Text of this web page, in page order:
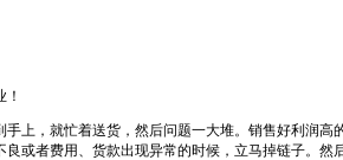
上，就忙着送货，然后问题一大堆。销售好利润高
或者费用、货款出现异常的时候，立马掉链子。然